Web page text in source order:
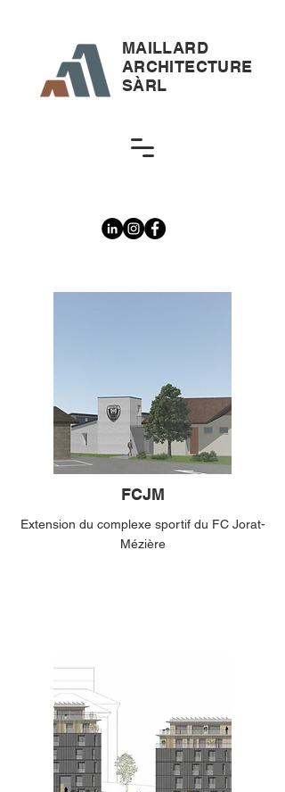
MAILLARD
ARCHITECTURE
SÀRL
FCJM
Extension du complexe sportif du FC Jorat-
Mézière